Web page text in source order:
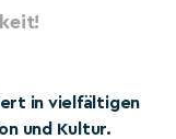
in vielfältigen
und Kultur.